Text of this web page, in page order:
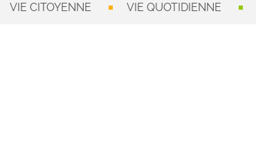
VIE CITOYENNE VIE QUOTIDIENNE